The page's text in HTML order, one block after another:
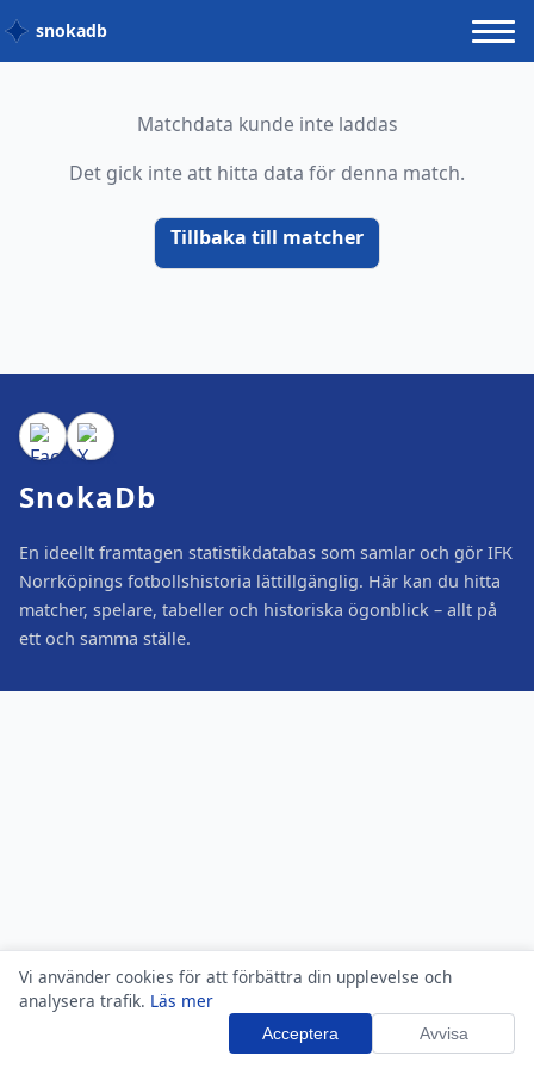
Vi använder cookies för att förbättra din upplevelse och
analysera trafik. Läs mer
Acceptera Avvisa
snokadb
Matchdata kunde inte laddas
Det gick inte att hitta data för denna match.
Tillbaka till matcher
SnokaDb
En ideellt framtagen statistikdatabas som samlar och gör IFK
Norrköpings fotbollshistoria lättillgänglig. Här kan du hitta
matcher, spelare, tabeller och historiska ögonblick – allt på
ett och samma ställe.